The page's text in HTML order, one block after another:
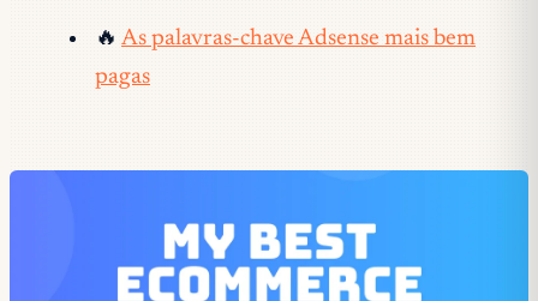
🔥As palavras-chave Adsense mais bem
pagas